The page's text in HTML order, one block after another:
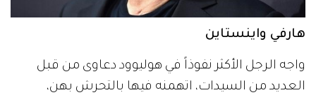
هارفي واينستاين
واجه الرجل الأكثر نفوذاً في هوليوود دعاوى من قبل
العديد من السيدات، اتهمنه فيها بالتحرش بهن،